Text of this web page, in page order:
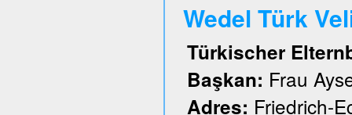
Wedel Türk
Türkischer
Başkan: Frau
Adres: Friedrich-